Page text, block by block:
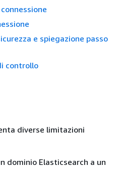
e spiegazione passo
controllo
diverse limitazioni
dominio Elasticsearch a un